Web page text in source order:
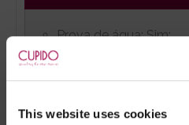
This website uses cookies
Prova de água: Sim;
Ftalatos: Não;